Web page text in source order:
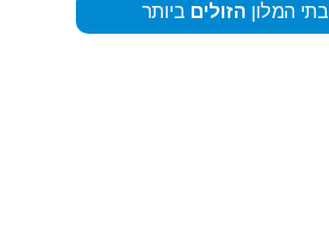
בתי המלוןהזולים ביותר